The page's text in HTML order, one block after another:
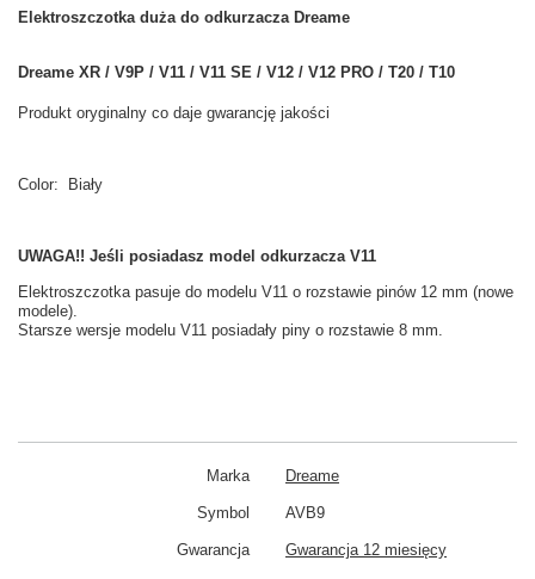
Elektroszczotka duża do odkurzacza Dreame
Dreame XR / V9P / V11 / V11 SE / V12 / V12 PRO / T20 / T10
Produkt oryginalny co daje gwarancję jakości
Color: Biały
UWAGA!! Jeśli posiadasz model odkurzacza V11
Elektroszczotka pasuje do modelu V11 o rozstawie pinów 12 mm (nowe
modele).
Starsze wersje modelu V11 posiadały piny o rozstawie 8 mm.
Marka Dreame
Symbol AVB9
Gwarancja Gwarancja 12 miesięcy